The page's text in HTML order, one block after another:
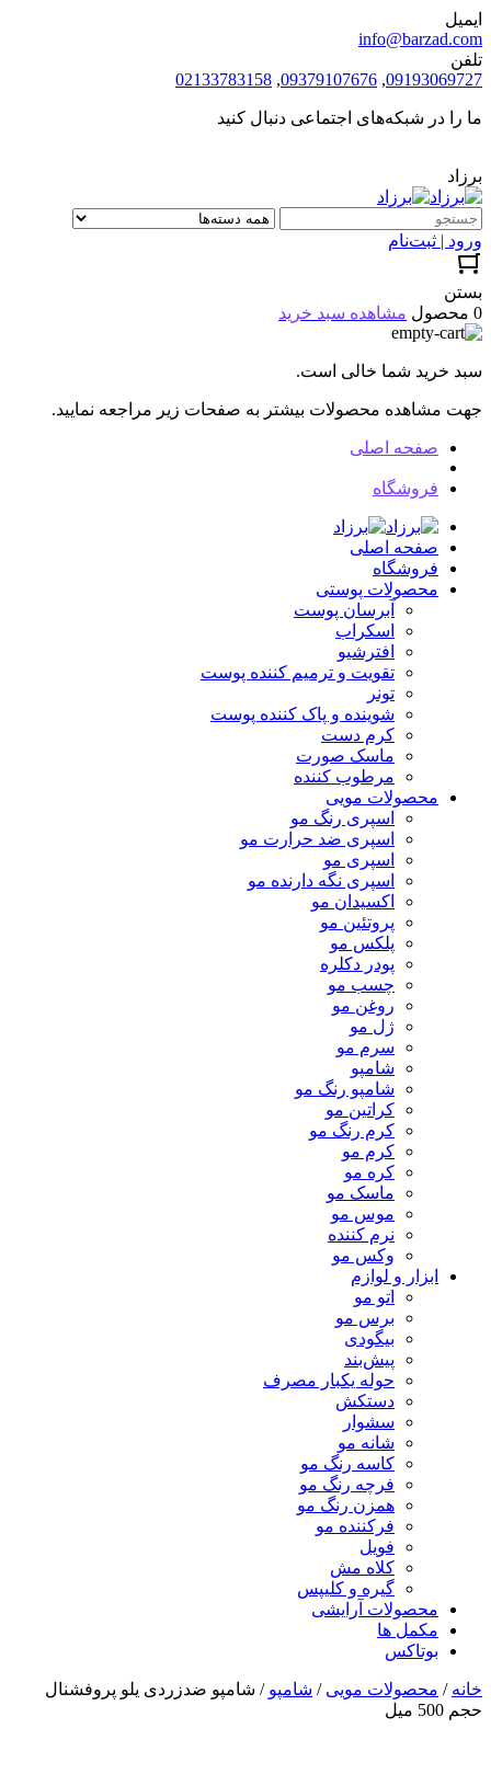
ایمیل
info@barzad.com
تلفن
09193069727
,
09379107676
,
02133783158
ما را در شبکه‌های اجتماعی دنبال کنید
برزاد
ورود | ثبت‌نام
بستن
0 محصول
مشاهده سبد خرید
سبد خرید شما خالی است.
جهت مشاهده محصولات بیشتر به صفحات زیر مراجعه نمایید.
صفحه اصلی
فروشگاه
صفحه اصلی
فروشگاه
محصولات پوستی
آبرسان پوست
اسکراب
افترشیو
تقویت و ترمیم کننده پوست
تونر
شوینده و پاک کننده پوست
کرم دست
ماسک صورت
مرطوب کننده
محصولات مویی
اسپری رنگ مو
اسپری ضد حرارت مو
اسپری مو
اسپری نگه دارنده مو
اکسیدان مو
پروتئین مو
پلکس مو
پودر دکلره
چسب مو
روغن مو
ژل مو
سرم مو
شامپو
شامپو رنگ مو
کراتین مو
کرم رنگ مو
کرم مو
کره مو
ماسک مو
موس مو
نرم کننده
وکس مو
ابزار و لوازم
اتو مو
برس مو
بیگودی
پیش‌بند
حوله یکبار مصرف
دستکش
سشوار
شانه مو
کاسه رنگ مو
فرچه رنگ مو
همزن رنگ مو
فرکننده مو
فویل
کلاه مش
گیره و کلیپس
محصولات آرایشی
مکمل ها
بوتاکس
خانه / محصولات مویی / شامپو / شامپو ضدزردی یلو پروفشنال
حجم 500 میل